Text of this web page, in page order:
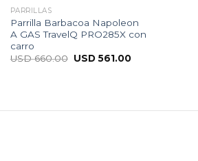
PARRILLAS
Parrilla Barbacoa Napoleon
A GAS TravelQ PRO285X con
carro
USD660.00 USD561.00